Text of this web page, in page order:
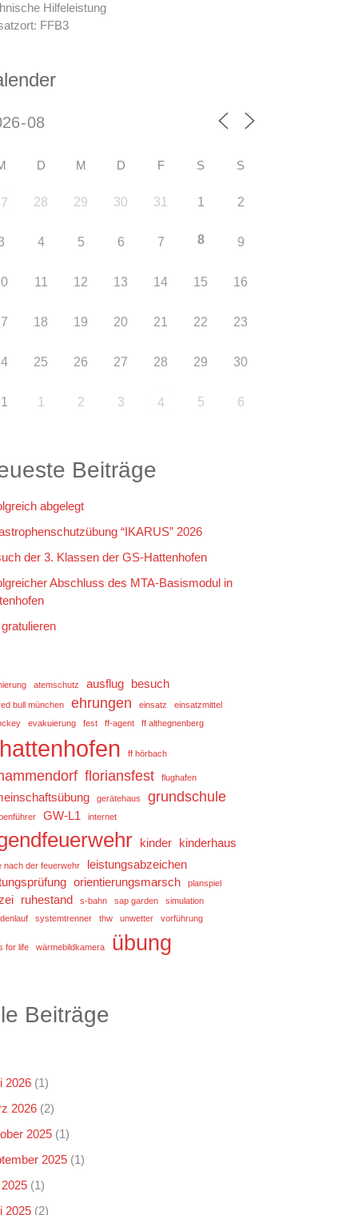
Hilfeleistung
FFB3
D M D F S S
28 29 30 31 1 2
4 5 6 7 8 9
11 12 13 14 15 16
18 19 20 21 22 23
25 26 27 28 29 30
1 2 3 4 5 6
Beiträge
abgelegt
“IKARUS” 2026
der 3. Klassen der GS-Hattenhofen
Abschluss des MTA-Basismodul in
atemschutz ausflug besuch
bull münchen ehrungen einsatz
einsatzmittel
evakuierung fest ff-agent ff althegnenberg
ff hörbach
floriansfest flughafen
gerätehaus grundschule
GW-L1 internet
kinder kinderhaus
nach der feuerwehr
leistungsabzeichen
orientierungsmarsch planspiel
ruhestand s-bahn sap garden
simulation
systemtrenner thw unwetter vorführung
for life wärmebildkamera übung
Beiträge
2026 (1)
2026 (2)
2025 (1)
2025 (1)
(1)
2025 (2)